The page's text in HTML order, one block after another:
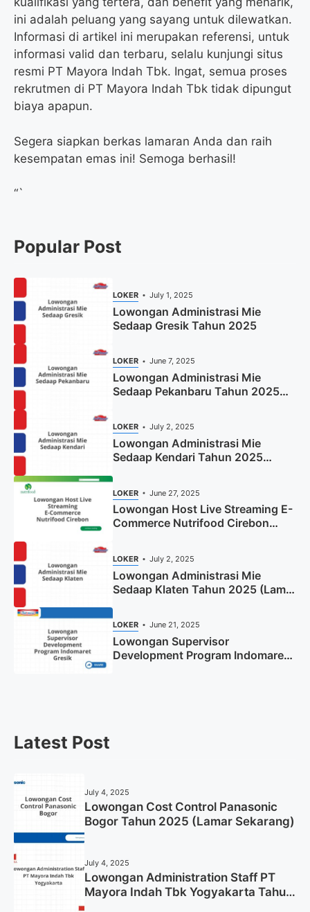
ini adalah peluang yang sayang untuk dilewatkan.
Informasi di artikel ini merupakan referensi, untuk
informasi valid dan terbaru, selalu kunjungi situs
resmi PT Mayora Indah Tbk. Ingat, semua proses
rekrutmen di PT Mayora Indah Tbk tidak dipungut
biaya apapun.
Segera siapkan berkas lamaran Anda dan raih
kesempatan emas ini! Semoga berhasil!
“`
Popular Post
LOKER July 1, 2025
Lowongan Administrasi Mie
Sedaap Gresik Tahun 2025
LOKER June 7, 2025
Lowongan Administrasi Mie
Sedaap Pekanbaru Tahun 2025
LOKER July 2, 2025
Lowongan Administrasi Mie
Sedaap Kendari Tahun 2025
LOKER June 27, 2025
Lowongan Host Live Streaming E-
Commerce Nutrifood Cirebon
LOKER July 2, 2025
Lowongan Administrasi Mie
Sedaap Klaten Tahun 2025 (Lamar
LOKER June 21, 2025
Lowongan Supervisor
Development Program Indomaret
Latest Post
July 4, 2025
Lowongan Cost Control Panasonic
Bogor Tahun 2025 (Lamar Sekarang)
July 4, 2025
Lowongan Administration Staff PT
Mayora Indah Tbk Yogyakarta Tahun